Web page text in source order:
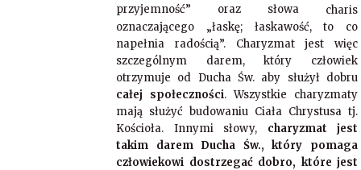
przyjemność” oraz słowa charis
oznaczającego „łaskę; łaskawość, to co
napełnia radością”. Charyzmat jest więc
szczególnym darem, który człowiek
otrzymuje od Ducha Św. aby służył dobru
całej społeczności. Wszystkie charyzmaty
mają służyć budowaniu Ciała Chrystusa tj.
Kościoła. Innymi słowy, charyzmat jest
takim darem Ducha Św., który pomaga
człowiekowi dostrzegać dobro, które jest